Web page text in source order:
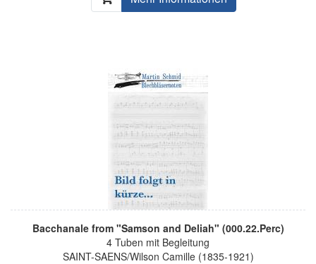
Bacchanale from "Samson and Deliah" (000.22.Perc)
4 Tuben mit Begleitung
SAINT-SAENS/Wilson Camille (1835-1921)